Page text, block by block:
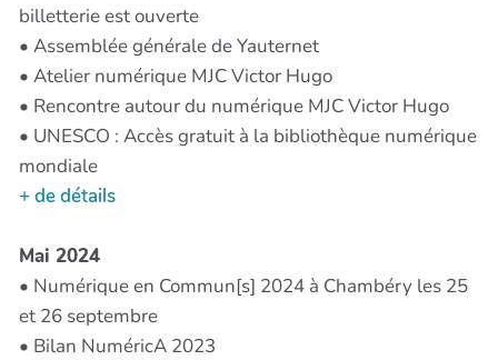
billetterie est ouverte
• Assemblée générale de Yauternet
• Atelier numérique MJC Victor Hugo
• Rencontre autour du numérique MJC Victor Hugo
• UNESCO : Accès gratuit à la bibliothèque numérique
mondiale
+ de détails
Mai 2024
• Numérique en Commun[s] 2024 à Chambéry les 25
et 26 septembre
• Bilan NuméricA 2023